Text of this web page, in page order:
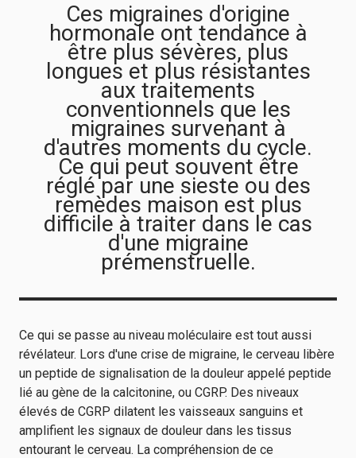
Ces migraines d'origine
hormonale ont tendance à
être plus sévères, plus
longues et plus résistantes
aux traitements
conventionnels que les
migraines survenant à
d'autres moments du cycle.
Ce qui peut souvent être
réglé par une sieste ou des
remèdes maison est plus
difficile à traiter dans le cas
d'une migraine
prémenstruelle.
Ce qui se passe au niveau moléculaire est tout aussi
révélateur. Lors d'une crise de migraine, le cerveau libère
un peptide de signalisation de la douleur appelé peptide
lié au gène de la calcitonine, ou CGRP. Des niveaux
élevés de CGRP dilatent les vaisseaux sanguins et
amplifient les signaux de douleur dans les tissus
entourant le cerveau. La compréhension de ce